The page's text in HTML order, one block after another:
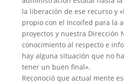
la liberación de ese recurso y
propio con el Incoifed para la
proyectos y nuestra Dirección
conocimiento al respecto e
hay alguna situación que no
tener un buen final».
Reconoció que actual mente